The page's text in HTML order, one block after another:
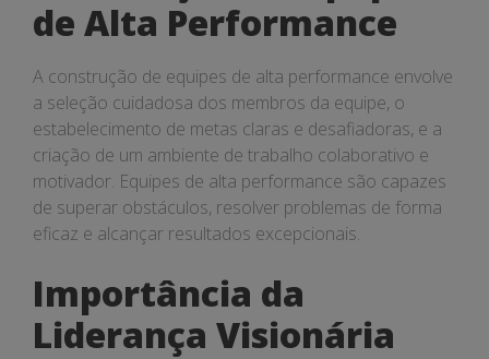
de Alta Performance
A construção de equipes de alta performance envolve
a seleção cuidadosa dos membros da equipe, o
estabelecimento de metas claras e desafiadoras, e a
criação de um ambiente de trabalho colaborativo e
motivador. Equipes de alta performance são capazes
de superar obstáculos, resolver problemas de forma
eficaz e alcançar resultados excepcionais.
Importância da
Liderança Visionária